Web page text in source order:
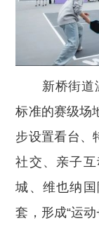
新桥街道温
标准的赛级场
步设置看台、
社交、亲子
城、维也纳
套，形成“运